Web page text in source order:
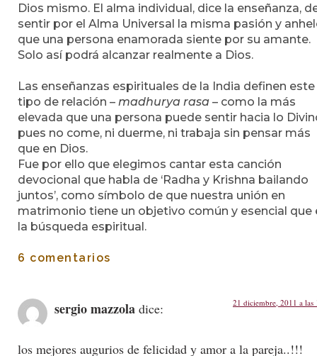
Dios mismo. El alma individual, dice la enseñanza,
sentir por el Alma Universal la misma pasión y
que una persona enamorada siente por su amante.
Solo así podrá alcanzar realmente a Dios.
Las enseñanzas espirituales de la India definen este
tipo de relación – madhurya rasa – como la más
elevada que una persona puede sentir hacia lo
pues no come, ni duerme, ni trabaja sin pensar más
que en Dios.
Fue por ello que elegimos cantar esta canción
devocional que habla de ‘Radha y Krishna bailando
juntos’, como símbolo de que nuestra unión en
matrimonio tiene un objetivo común y esencial que
la búsqueda espiritual.
6 comentarios
sergio mazzola dice: 21 diciembre, 2011 a las
los mejores augurios de felicidad y amor a la pareja..!!!